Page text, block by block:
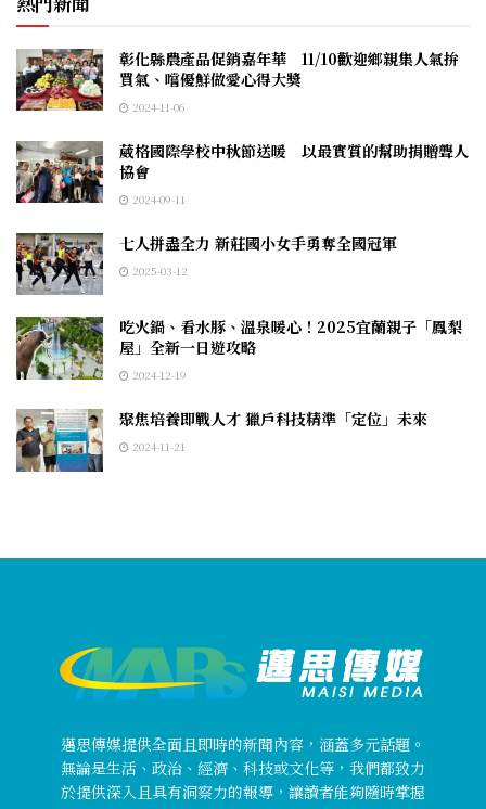
彰化縣農產品促銷嘉年華 11/10歡迎鄉親集人氣拚
買氣、嚐優鮮做愛心得大獎
2024-11-06
葳格國際學校中秋節送暖 以最實質的幫助捐贈聾人
協會
2024-09-11
七人拼盡全力 新莊國小女手勇奪全國冠軍
2025-03-12
吃火鍋、看水豚、溫泉暖心！2025宜蘭親子「鳳梨
屋」全新一日遊攻略
2024-12-19
聚焦培養即戰人才 獵戶科技精準「定位」未來
2024-11-21
邁思傳媒提供全面且即時的新聞內容，涵蓋多元話題。
無論是生活、政治、經濟、科技或文化等，我們都致力
於提供深入且具有洞察力的報導，讓讀者能夠隨時掌握